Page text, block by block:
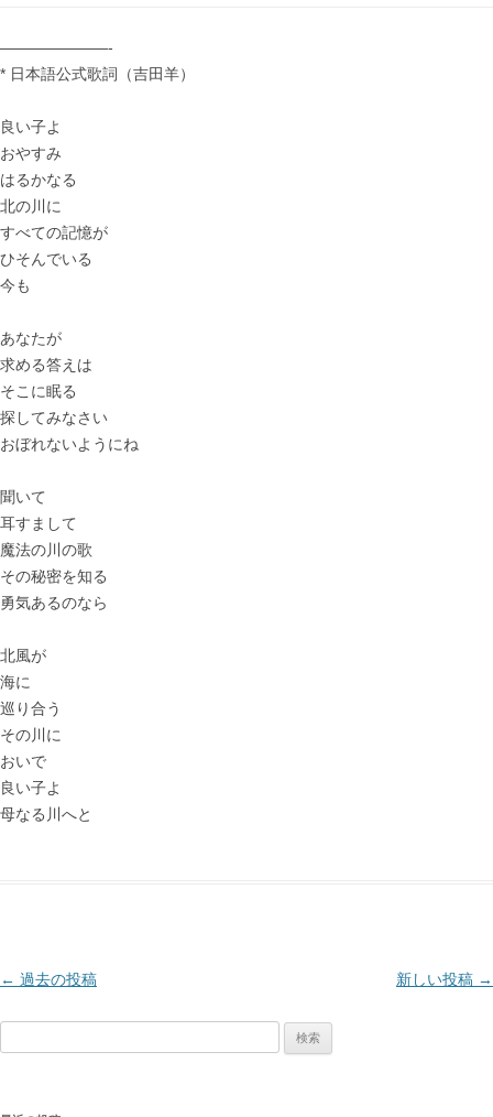
———————-
* 日本語公式歌詞（吉田羊）
良い子よ
おやすみ
はるかなる
北の川に
すべての記憶が
ひそんでいる
今も
あなたが
求める答えは
そこに眠る
探してみなさい
おぼれないようにね
聞いて
耳すまして
魔法の川の歌
その秘密を知る
勇気あるのなら
北風が
海に
巡り合う
その川に
おいで
良い子よ
母なる川へと
投
← 過去の投稿 新しい投稿 →